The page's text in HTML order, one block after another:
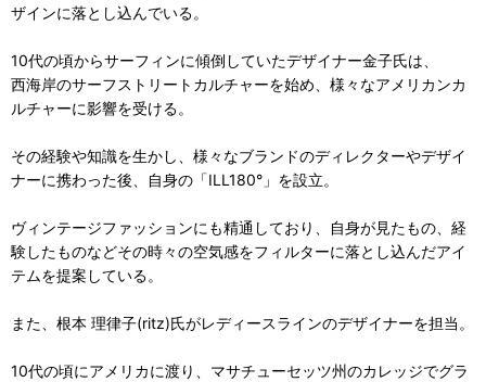
ザインに落とし込んでいる。
10代の頃からサーフィンに傾倒していたデザイナー金子氏は、
西海岸のサーフストリートカルチャーを始め、様々なアメリカンカ
ルチャーに影響を受ける。
その経験や知識を生かし、様々なブランドのディレクターやデザイ
ナーに携わった後、自身の「ILL180°」を設立。
ヴィンテージファッションにも精通しており、自身が見たもの、経
験したものなどその時々の空気感をフィルターに落とし込んだアイ
テムを提案している。
また、根本 理律子(ritz)氏がレディースラインのデザイナーを担当。
10代の頃にアメリカに渡り、マサチューセッツ州のカレッジでグラ